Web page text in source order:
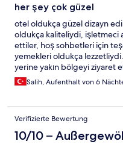
her şey çok güzel
otel oldukça güzel dizayn
oldukça kaliteliydi, işletmeci
ettiler, hoş sohbetleri için
yemekleri oldukça
yerine yakın bölgeyi ziyaret
düşünmeden tercih
Salih, Aufenthalt von 6
Verifizierte Bewertung
10/10 –